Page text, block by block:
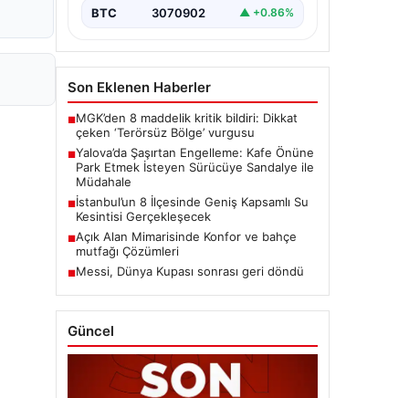
BTC 3070902 ▲ +0.86%
Son Eklenen Haberler
■MGK’den 8 maddelik kritik bildiri: Dikkat
çeken ‘Terörsüz Bölge’ vurgusu
■Yalova’da Şaşırtan Engelleme: Kafe Önüne
Park Etmek İsteyen Sürücüye Sandalye ile
Müdahale
■İstanbul’un 8 İlçesinde Geniş Kapsamlı Su
Kesintisi Gerçekleşecek
■Açık Alan Mimarisinde Konfor ve bahçe
mutfağı Çözümleri
■Messi, Dünya Kupası sonrası geri döndü
Güncel